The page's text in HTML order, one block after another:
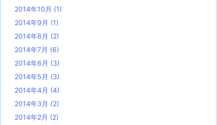
2014年10月 (1)
2014年9月 (1)
2014年8月 (2)
2014年7月 (6)
2014年6月 (3)
2014年5月 (3)
2014年4月 (4)
2014年3月 (2)
2014年2月 (2)